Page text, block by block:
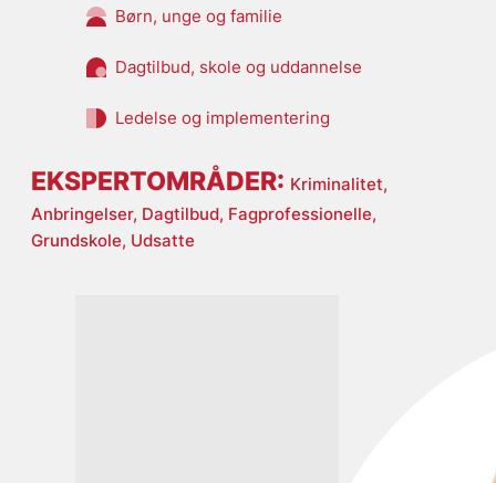
Børn, unge og familie
Dagtilbud, skole og uddannelse
Ledelse og implementering
EKSPERTOMRÅDER: Kriminalitet,
Anbringelser, Dagtilbud, Fagprofessionelle,
Grundskole, Udsatte